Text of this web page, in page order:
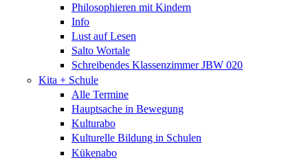
Philosophieren mit Kindern
Info
Lust auf Lesen
Salto Wortale
Schreibendes Klassenzimmer JBW 020
Kita + Schule
Alle Termine
Hauptsache in Bewegung
Kulturabo
Kulturelle Bildung in Schulen
Kükenabo